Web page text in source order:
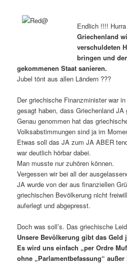
Endlich !!!!
Griechenland
verschuldeten
bringen und
gekommenen Staat sanieren.
Jubel tönt aus allen Ländern ???
Der griechische Finanzminister war
gesagt haben, dass Griechenland JA
Genau genommen hat das
Volksabstimmungen sind ja im
Etwas soll das JA zum JA ABER
war deutlich hörbar dabei.
Man musste nur zuhören können.
Vergessen wir bei all der
JA wurde von der aus finanziellen
griechischen Bevölkerung nicht
auferlegt und abgepresst.
Doch was soll’s. Das griechische
Unsere Bevölkerung gibt das
Es wird uns einfach „per Ordre
ohne „Parlamentbefassung“